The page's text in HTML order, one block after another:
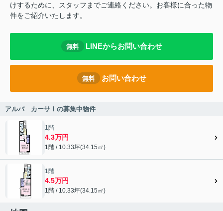
けするために、スタッフまでご連絡ください。お客様に合った物
件をご紹介いたします。
無料 LINEからお問い合わせ
無料 お問い合わせ
アルバ カーサⅠの募集中物件
1階
4.3万円
1階 / 10.33坪(34.15㎡)
1階
4.5万円
1階 / 10.33坪(34.15㎡)